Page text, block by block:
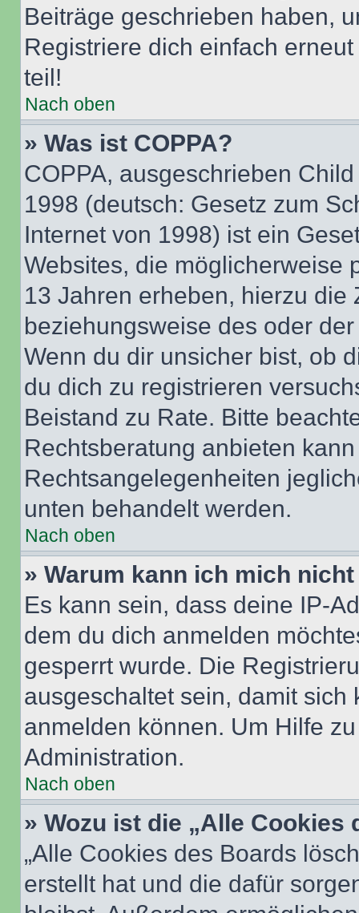
Beiträge geschrieben haben,
Registriere dich einfach
teil!
Nach oben
» Was ist COPPA?
COPPA, ausgeschrieben
1998 (deutsch: Gesetz zum
Internet von 1998) ist ein
Websites, die möglicherweise
13 Jahren erheben, hierzu die
beziehungsweise des oder
Wenn du dir unsicher bist, ob
du dich zu registrieren
Beistand zu Rate. Bitte
Rechtsberatung anbieten
Rechtsangelegenheiten
unten behandelt werden.
Nach oben
» Warum kann ich mich
Es kann sein, dass deine IP-
dem du dich anmelden
gesperrt wurde. Die
ausgeschaltet sein, damit
anmelden können. Um Hilfe
Administration.
Nach oben
» Wozu ist die „Alle
„Alle Cookies des Boards
erstellt hat und die dafür